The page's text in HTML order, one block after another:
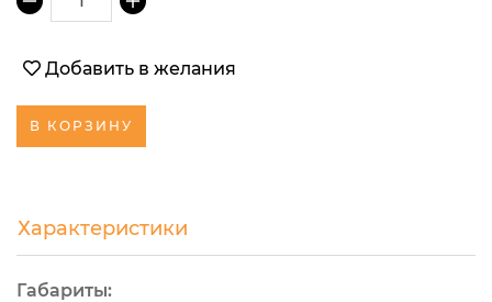
Добавить в желания
В КОРЗИНУ
Характеристики
Габариты: